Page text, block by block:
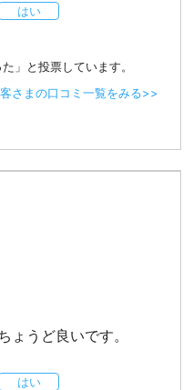
はい
」と投票しています。
さまの口コミ一覧をみる>>
ょうど良いです。
はい